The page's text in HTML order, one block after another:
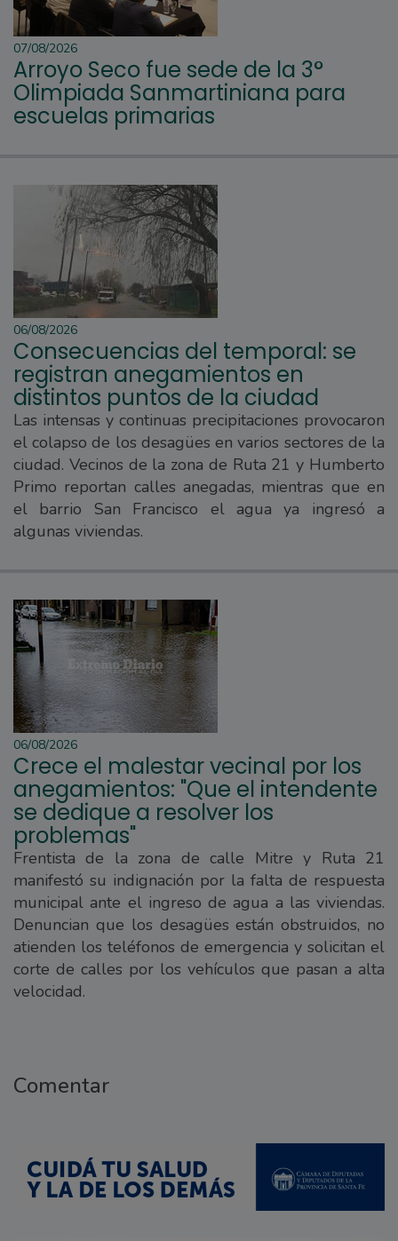
07/08/2026
Arroyo Seco fue sede de la 3°
Olimpiada Sanmartiniana para
escuelas primarias
06/08/2026
Consecuencias del temporal: se
registran anegamientos en
distintos puntos de la ciudad
Las intensas y continuas precipitaciones provocaron
el colapso de los desagües en varios sectores de la
ciudad. Vecinos de la zona de Ruta 21 y Humberto
Primo reportan calles anegadas, mientras que en
el barrio San Francisco el agua ya ingresó a
algunas viviendas.
06/08/2026
Crece el malestar vecinal por los
anegamientos: "Que el intendente
se dedique a resolver los
problemas"
Frentista de la zona de calle Mitre y Ruta 21
manifestó su indignación por la falta de respuesta
municipal ante el ingreso de agua a las viviendas.
Denuncian que los desagües están obstruidos, no
atienden los teléfonos de emergencia y solicitan el
corte de calles por los vehículos que pasan a alta
velocidad.
Comentar